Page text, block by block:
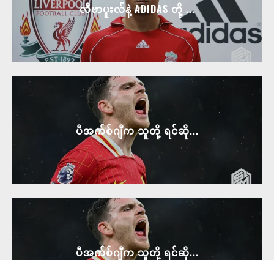
လီဗာပူးလ်နဲ့ ADIDAS တို့ ...
ပီအက်စ်ဂျီက သူတို့ ရင်ဆို...
ပီအက်စ်ဂျီက သူတို့ ရင်ဆို...